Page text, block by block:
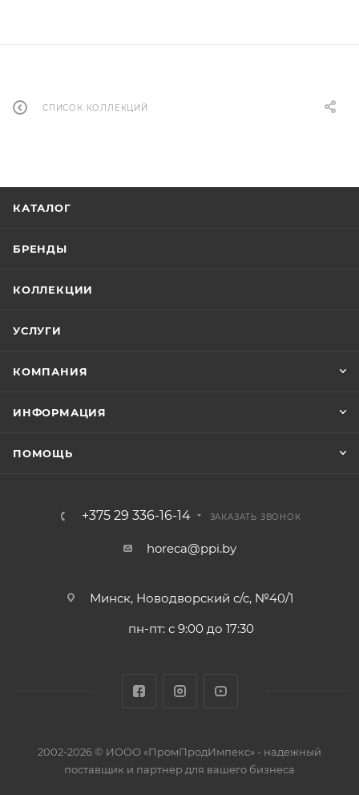
СПИСОК КОЛЛЕКЦИЙ
КАТАЛОГ
БРЕНДЫ
КОЛЛЕКЦИИ
УСЛУГИ
КОМПАНИЯ
ИНФОРМАЦИЯ
ПОМОЩЬ
+375 29 336-16-14 ЗАКАЗАТЬ ЗВОНОК
horeca@ppi.by
Минск, Новодворский с/с, №40/1
пн-пт: с 9:00 до 17:30
2002-2026 © ИООО «ПромПродИмпекс» - надежный
поставщик и партнер для вашего бизнеса